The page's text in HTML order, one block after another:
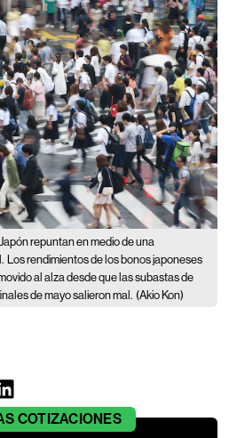
repuntan en medio de una
Los rendimientos de los bonos japoneses
al alza desde que las subastas de
de mayo salieron mal. (Akio Kon)
COTIZACIONES